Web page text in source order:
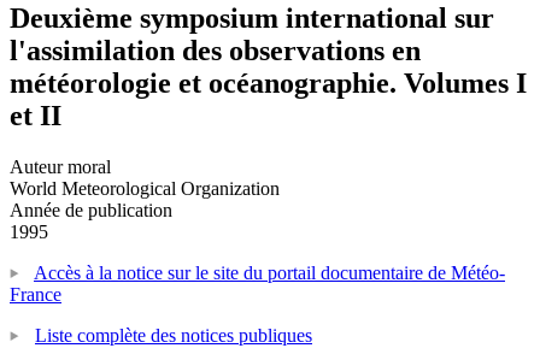
Deuxième symposium international sur
l'assimilation des observations en
météorologie et océanographie. Volumes I
et II
Auteur moral
World Meteorological Organization
Année de publication
1995
Accès à la notice sur le site du portail documentaire de Météo-
France
Liste complète des notices publiques